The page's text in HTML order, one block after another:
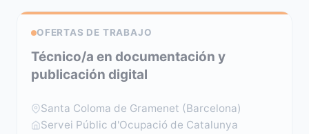
OFERTAS DE TRABAJO
Técnico/a en documentación y
publicación digital
Santa Coloma de Gramenet (Barcelona)
Servei Públic d'Ocupació de Catalunya